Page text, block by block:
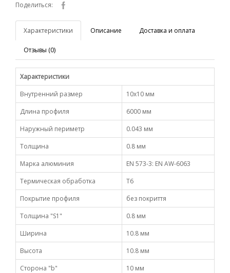
Поделиться:
Характеристики Описание Доставка и оплата
Отзывы (0)
Характеристики
Внутренний размер
10х10 мм
Длина профиля
6000 мм
Наружный периметр
0.043 мм
Толщина
0.8 мм
Марка алюминия
EN 573-3: EN AW-6063
Термическая обработка
Т6
Покрытие профиля
без покриття
Толщина "S1"
0.8 мм
Ширина
10.8 мм
Высота
10.8 мм
Сторона "b"
10 мм